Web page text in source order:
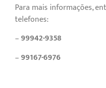
Para mais informações,
telefones:
–99942-9358
–99167-6976